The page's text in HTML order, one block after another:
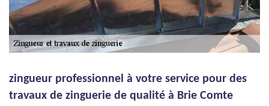
zingueur professionnel à votre service pour des
travaux de zinguerie de qualité à Brie Comte